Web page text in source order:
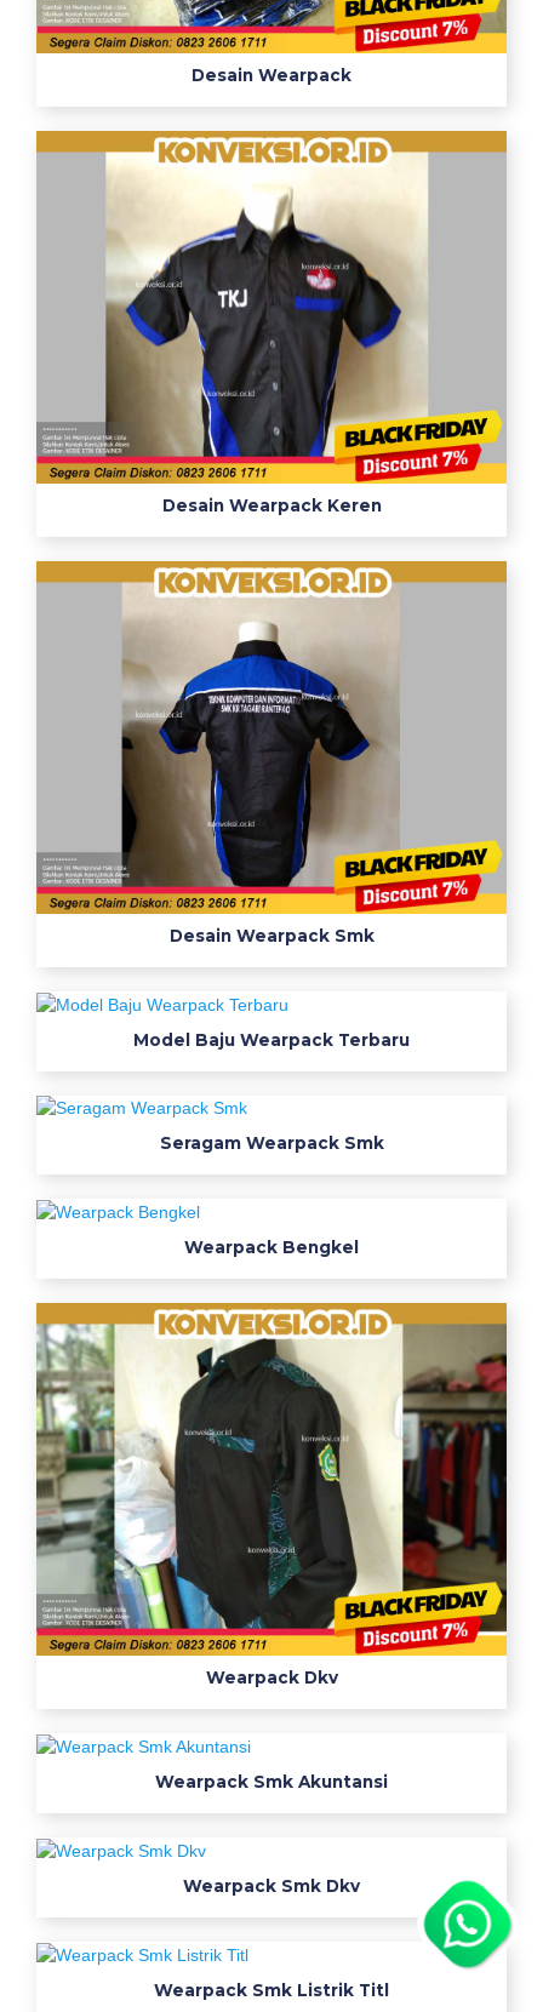
Desain Wearpack
Desain Wearpack Keren
Desain Wearpack Smk
Model Baju Wearpack Terbaru
Seragam Wearpack Smk
Wearpack Bengkel
Wearpack Dkv
Wearpack Smk Akuntansi
Wearpack Smk Dkv
Wearpack Smk Listrik Titl